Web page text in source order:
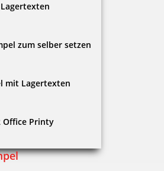
zum selber setzen
mit Lagertexten
Office Printy